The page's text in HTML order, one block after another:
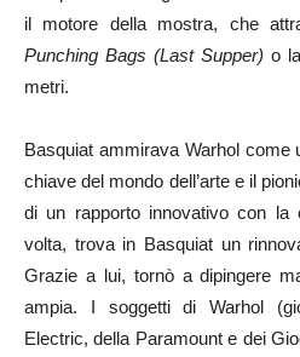
il motore della mostra, che
Punching Bags (Last Supper) o
metri.
Basquiat ammirava Warhol come
chiave del mondo dell’arte e il
di un rapporto innovativo con la
volta, trova in Basquiat un
Grazie a lui, tornò a dipingere
ampia. I soggetti di Warhol
Electric, della Paramount e dei